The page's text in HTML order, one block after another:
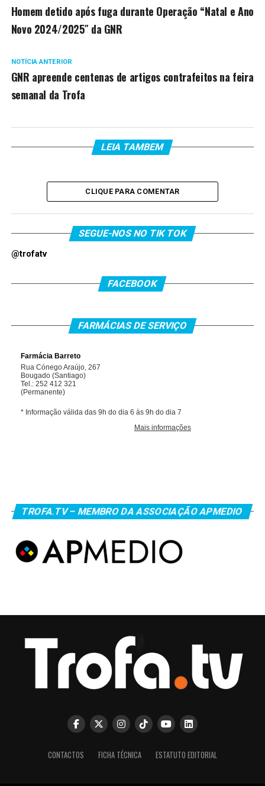
Homem detido após fuga durante Operação “Natal e Ano
Novo 2024/2025″ da GNR
NOTÍCIA ANTERIOR
GNR apreende centenas de artigos contrafeitos na feira
semanal da Trofa
LEIA TAMBEM
CLIQUE PARA COMENTAR
SEGUE-NOS NO TIK TOK
@trofatv
FACEBOOK
FARMÁCIAS DE SERVIÇO
TROFA.TV – MEMBRO DA ASSOCIAÇÃO APMEDIO
CONTACTOS FICHA TÉCNICA ESTATUTO EDITORIAL